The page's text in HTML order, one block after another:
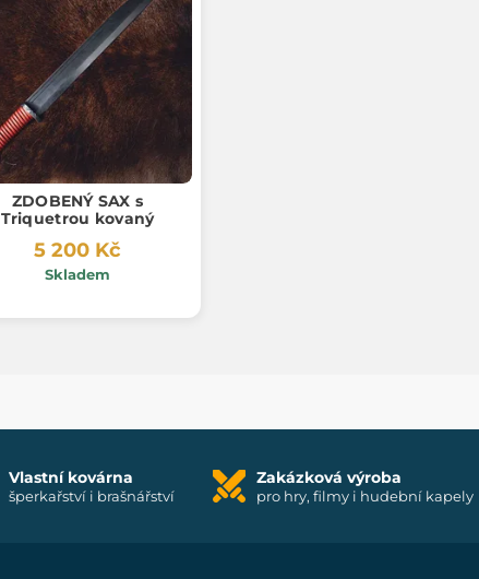
ZDOBENÝ SAX s
Triquetrou kovaný
5 200 Kč
Skladem
Vlastní kovárna
šperkařství i brašnářství
Zakázková výroba
pro hry, filmy i hudební kapely